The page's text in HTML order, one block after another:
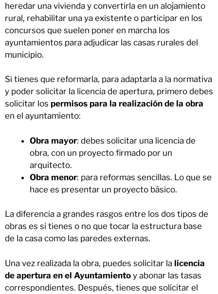
heredar una vivienda y convertirla en un alojamiento
rural, rehabilitar una ya existente o participar en los
concursos que suelen poner en marcha los
ayuntamientos para adjudicar las casas rurales del
municipio.
Si tienes que reformarla, para adaptarla a la normativa
y poder solicitar la licencia de apertura, primero debes
solicitar los permisos para la realización de la obra
en el ayuntamiento:
Obra mayor: debes solicitar una licencia de
obra, con un proyecto firmado por un
arquitecto.
Obra menor: para reformas sencillas. Lo que se
hace es presentar un proyecto básico.
La diferencia a grandes rasgos entre los dos tipos de
obras es si tienes o no que tocar la estructura base
de la casa como las paredes externas.
Una vez realizada la obra, puedes solicitar la licencia
de apertura en el Ayuntamiento y abonar las tasas
correspondientes. Después, tienes que solicitar el